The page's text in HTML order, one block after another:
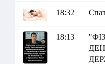
18:32
18:13